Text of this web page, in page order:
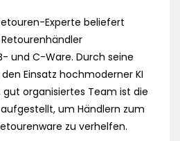
Experte beliefert
und C-Ware. Durch seine
Einsatz hochmoderner KI
organisiertes Team ist die
um Händlern zum
zu verhelfen.